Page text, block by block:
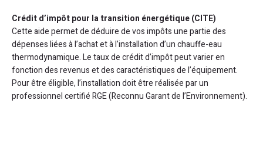
Crédit d’impôt pour la transition énergétique (CITE)
Cette aide permet de déduire de vos impôts une partie des
dépenses liées à l’achat et à l’installation d’un chauffe-eau
thermodynamique. Le taux de crédit d’impôt peut varier en
fonction des revenus et des caractéristiques de l’équipement.
Pour être éligible, l’installation doit être réalisée par un
professionnel certifié RGE (Reconnu Garant de l’Environnement).